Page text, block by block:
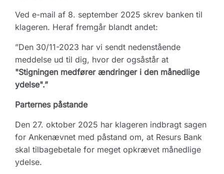
Ved e-mail af 8. september 2025 skrev banken til
klageren. Heraf fremgår blandt andet:
”Den 30/11-2023 har vi sendt nedenstående
meddelse ud til dig, hvor der ogsåstår at
"Stigningen medfører ændringer i den månedlige
ydelse".”
Parternes påstande
Den 27. oktober 2025 har klageren indbragt sagen
for Ankenævnet med påstand om, at Resurs Bank
skal tilbagebetale for meget opkrævet månedlige
ydelse.